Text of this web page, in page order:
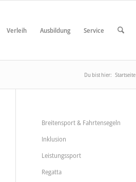
Verleih Ausbildung Service
Du bist hier: Startseite
Breitensport & Fahrtensegeln
Inklusion
Leistungssport
Regatta